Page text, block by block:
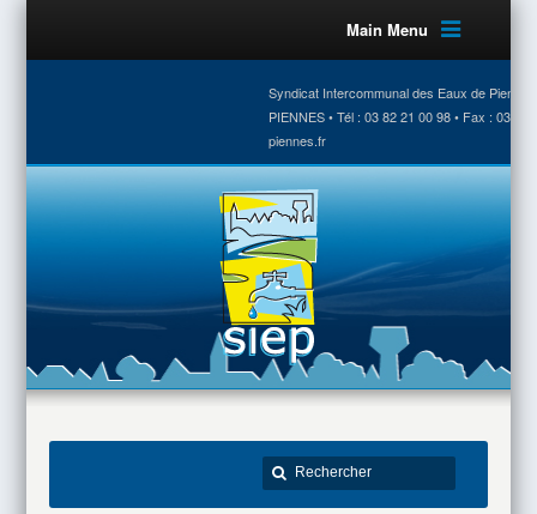
Main Menu
Syndicat Intercommunal des Eaux de
PIENNES • Tél : 03 82 21 00 98 • Fax : 03
piennes.fr